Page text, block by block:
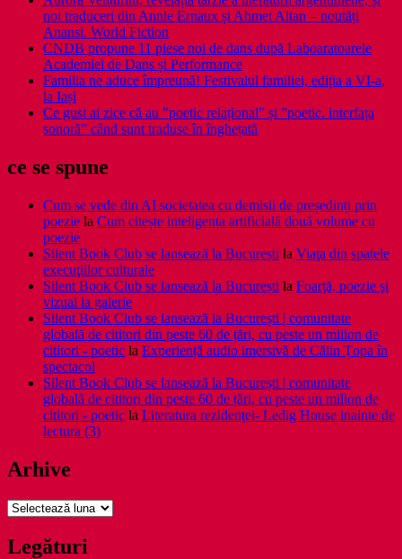
noi traduceri din Annie Ernaux și Ahmet Altan – noutăți
Anansi. World Fiction
CNDB propune 11 piese noi de dans după Laboaratoarele
Academiei de Dans și Performance
Familia ne aduce împreună! Festivalul familiei, ediția a VI-a,
la Iași
Ce gust ai zice că au ”poetic relațional” și ”poetic. interfața
sonoră” când sunt traduse în înghețată
ce se spune
Cum se vede din AI societatea cu demisii de președinți prin
poezie la Cum citește inteligența artificială două volume cu
poezie
Silent Book Club se lansează la București la Viaţa din spatele
execuţiilor culturale
Silent Book Club se lansează la București la Foarţă, poezie şi
vizual la galerie
Silent Book Club se lansează la București | comunitate
globală de cititori din peste 60 de țări, cu peste un milion de
cititori - poetic la Experiență audio imersivă de Călin Țopa în
spectacol
Silent Book Club se lansează la București | comunitate
globală de cititori din peste 60 de țări, cu peste un milion de
cititori - poetic la Literatura rezidenţei- Ledig House inainte de
lectura (3)
Arhive
Arhive
Legături